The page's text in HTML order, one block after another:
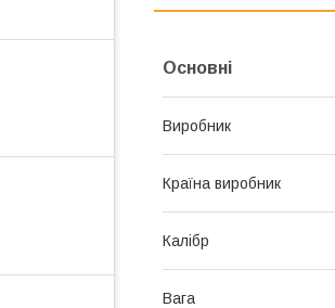
Основні
Виробник
Країна виробник
Калібр
Вага